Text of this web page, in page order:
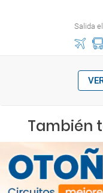
Salida
También